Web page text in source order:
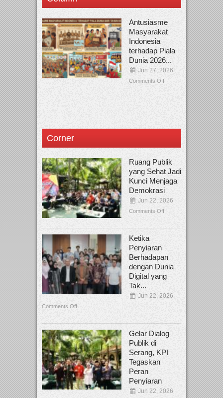
Antusiasme
Masyarakat
Indonesia
terhadap Piala
Dunia 2026...
Jun 27, 2026
Comments Off
Corner
Ruang Publik
yang Sehat Jadi
Kunci Menjaga
Demokrasi
Jun 22, 2026
Comments Off
Ketika
Penyiaran
Berhadapan
dengan Dunia
Digital yang
Tak...
Jun 22, 2026
Comments Off
Gelar Dialog
Publik di
Serang, KPI
Tegaskan
Peran
Penyiaran
Jun 22, 2026